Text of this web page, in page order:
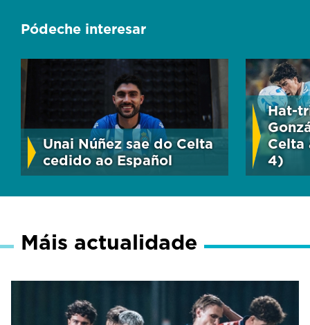
Pódeche interesar
Unai Núñez sae do Celta
cedido ao Español
Hat-
Celta
4)
Máis actualidade